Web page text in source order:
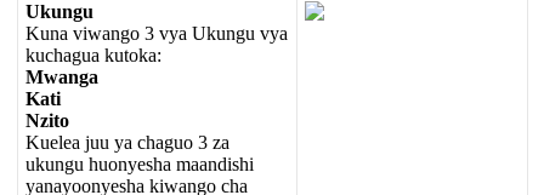
Ukungu
Kuna viwango 3 vya Ukungu vya
kuchagua kutoka:
Mwanga
Kati
Nzito
Kuelea juu ya chaguo 3 za
ukungu huonyesha maandishi
yanayoonyesha kiwango cha